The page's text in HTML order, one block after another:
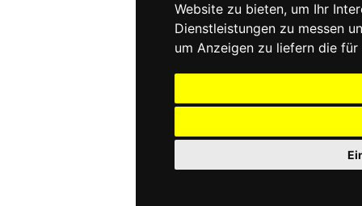
Website zu bieten, um Ihr
Dienstleistungen zu messen
um Anzeigen zu liefern die